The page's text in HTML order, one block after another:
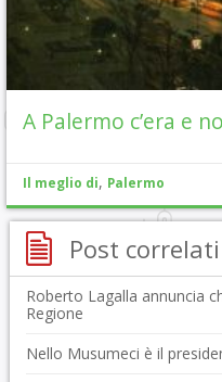
A Palermo c’era e
Il meglio di, Palermo
Post correlati
Roberto Lagalla annuncia
Regione
Nello Musumeci è il